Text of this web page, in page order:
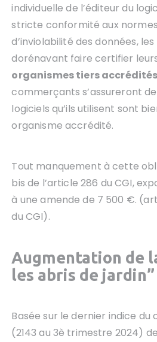
individuelle de l’éditeur du
stricte conformité aux
d’inviolabilité des données,
dorénavant faire certifier
organismes tiers accrédités
commerçants s’assureront
logiciels qu’ils utilisent sont
organisme accrédité.
Tout manquement à cette
bis de l’article 286 du CGI,
à une amende de 7 500 €.
du CGI).
Augmentation de
les abris de jardin”
Basée sur le dernier indice
(2143 au 3è trimestre 2024) de